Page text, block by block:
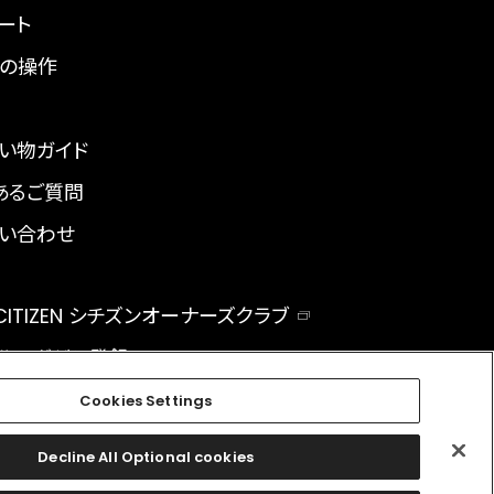
ト
操作
物ガイド
るご質問
合わせ
シチズンオーナーズクラブ
マガジン登録
facebookinstagramtwitter
Cookies Settings
Decline All Optional cookies